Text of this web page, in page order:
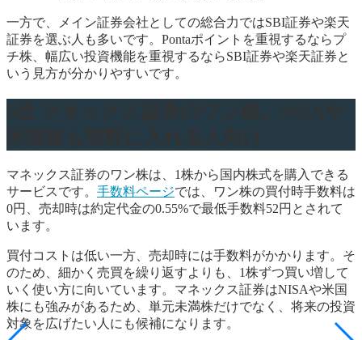
一方で、メイン証券会社としての総合力ではSBI証券や楽天
証券を選ぶ人も多いです。Pontaポイントを重視するならプ
チ株、幅広い投資機能を重視するならSBI証券や楽天証券と
いう見方が分かりやすいです。
マネックス証券のワン株は、1株から国内株式を購入できる
サービスです。 手数料ページでは、ワン株の買付時手数料は
0円、売却時は約定代金の0.55%で最低手数料52円とされて
います。
買付コストは低い一方、売却時には手数料がかかります。そ
のため、細かく売買を繰り返すよりも、1株ずつ買い増して
いく使い方に向いています。マネックス証券はNISAや米国
株にも強みがあるため、単元未満株だけでなく、将来の投資
対象を広げたい人にも候補になります。